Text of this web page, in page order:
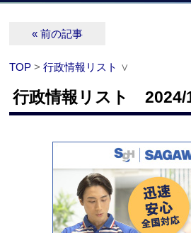
« 前の記事
TOP >行政情報リスト ∨
行政情報リスト 2024/